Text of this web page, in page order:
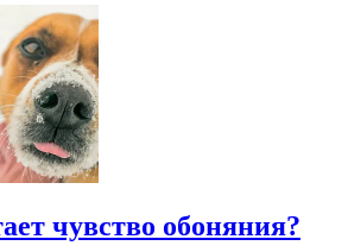
чувство обоняния?